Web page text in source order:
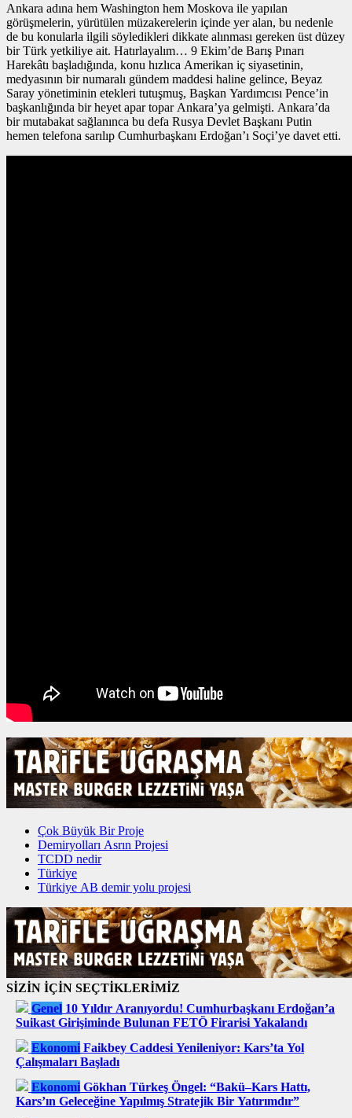
Ankara adına hem Washington hem Moskova ile yapılan
görüşmelerin, yürütülen müzakerelerin içinde yer alan, bu nedenle
de bu konularla ilgili söyledikleri dikkate alınması gereken üst düzey
bir Türk yetkiliye ait. Hatırlayalım… 9 Ekim’de Barış Pınarı
Harekâtı başladığında, konu hızlıca Amerikan iç siyasetinin,
medyasının bir numaralı gündem maddesi haline gelince, Beyaz
Saray yönetiminin etekleri tutuşmuş, Başkan Yardımcısı Pence’in
başkanlığında bir heyet apar topar Ankara’ya gelmişti. Ankara’da
bir mutabakat sağlanınca bu defa Rusya Devlet Başkanı Putin
hemen telefona sarılıp Cumhurbaşkanı Erdoğan’ı Soçi’ye davet etti.
Çok Büyük Bir Proje
Demiryolları Asrın Projesi
TCDD nedir
Türkiye
Türkiye AB demir yolu projesi
SİZİN İÇİN SEÇTİKLERİMİZ
Genel 10 Yıldır Aranıyordu! Cumhurbaşkanı Erdoğan’a
Suikast Girişiminde Bulunan FETÖ Firarisi Yakalandı
Ekonomi Faikbey Caddesi Yenileniyor: Kars’ta Yol
Çalışmaları Başladı
Ekonomi Gökhan Türkeş Öngel: “Bakü–Kars Hattı,
Kars’ın Geleceğine Yapılmış Stratejik Bir Yatırımdır”